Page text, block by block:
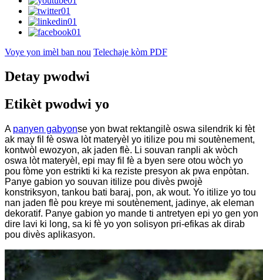
Voye yon imèl ban nou Telechaje kòm PDF
Detay pwodwi
Etikèt pwodwi yo
A panyen gabyonse yon bwat rektangilè oswa silendrik ki fèt
ak may fil fè oswa lòt materyèl yo itilize pou mi soutènement,
kontwòl ewozyon, ak jaden flè. Li souvan ranpli ak wòch
oswa lòt materyèl, epi may fil fè a byen sere otou wòch yo
pou fòme yon estrikti ki ka reziste presyon ak pwa enpòtan.
Panye gabion yo souvan itilize pou divès pwojè
konstriksyon, tankou bati baraj, pon, ak wout. Yo itilize yo tou
nan jaden flè pou kreye mi soutènement, jadinye, ak eleman
dekoratif. Panye gabion yo mande ti antretyen epi yo gen yon
dire lavi ki long, sa ki fè yo yon solisyon pri-efikas ak dirab
pou divès aplikasyon.